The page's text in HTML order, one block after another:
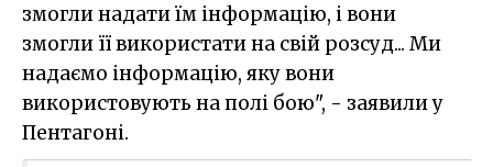
змогли надати їм інформацію, і вони
змогли її використати на свій розсуд... Ми
надаємо інформацію, яку вони
використовують на полі бою", - заявили у
Пентагоні.